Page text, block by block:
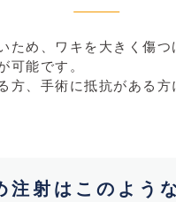
ため、ワキを大きく傷
可能です。
方、手術に抵抗がある方
注射はこのよう